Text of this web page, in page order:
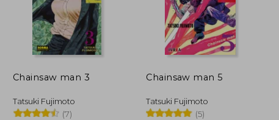
Chainsaw man 3
Tatsuki Fujimoto
(7)
Chainsaw man 5
Tatsuki Fujimoto
(5)